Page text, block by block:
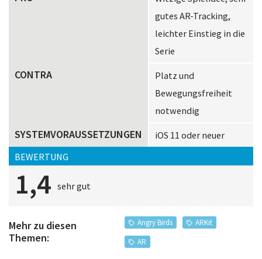
gutes AR-Tracking,
leichter Einstieg in die
Serie
CONTRA
Platz und
Bewegungsfreiheit
notwendig
SYSTEMVORAUSSETZUNGEN
iOS 11 oder neuer
BEWERTUNG
1,4 sehr gut
Mehr zu diesen
Themen:
Angry Birds
ARKit
AR